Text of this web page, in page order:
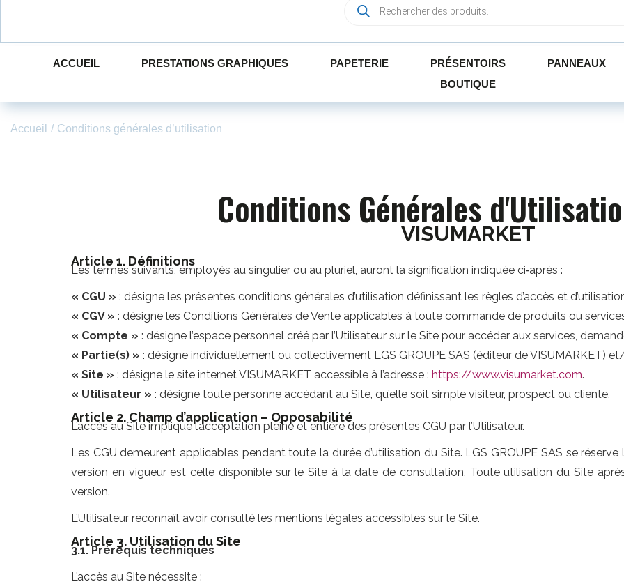
ACCUEIL PRESTATIONS GRAPHIQUES PAPETERIE PRÉSENTOIRS
PANNEAUX
BOUTIQUE
Accueil / Conditions générales d’utilisation
Conditions Générales
VISUMARKET
Article 1. Définitions
Les termes suivants, employés au singulier ou au pluriel, auront la signification indiquée ci‑après :
« CGU » : désigne les présentes conditions générales d’utilisation définissant les règles d’accès et
« CGV » : désigne les Conditions Générales de Vente applicables à toute commande de produits ou
« Compte » : désigne l’espace personnel créé par l’Utilisateur sur le Site pour accéder aux services,
« Partie(s) » : désigne individuellement ou collectivement LGS GROUPE SAS (éditeur de VISUMARKET) et/
« Site » : désigne le site internet VISUMARKET accessible à l’adresse : https://www.visumarket.com.
« Utilisateur » : désigne toute personne accédant au Site, qu’elle soit simple visiteur, prospect ou cliente.
Article 2. Champ d’application – Opposabilité
L’accès au Site implique l’acceptation pleine et entière des présentes CGU par l’Utilisateur.
Les CGU demeurent applicables pendant toute la durée d’utilisation du Site. LGS GROUPE SAS se
version en vigueur est celle disponible sur le Site à la date de consultation. Toute utilisation du Site
version.
L’Utilisateur reconnaît avoir consulté les mentions légales accessibles sur le Site.
Article 3. Utilisation du Site
3.1.Prérequis techniques
L’accès au Site nécessite :